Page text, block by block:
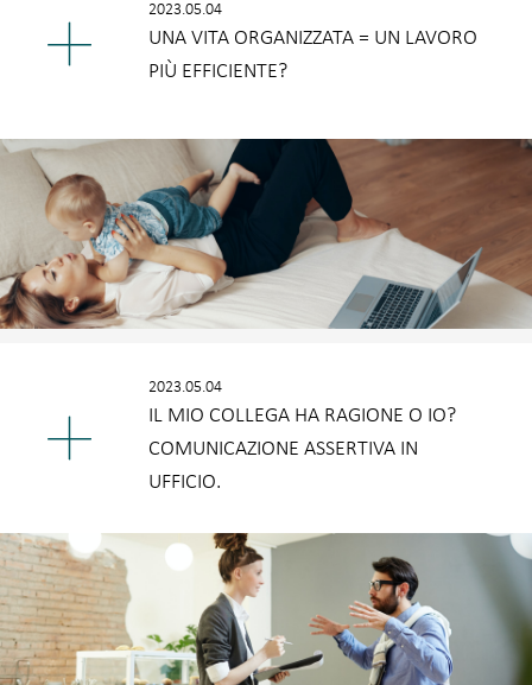
2023.05.04
UNA VITA ORGANIZZATA = UN LAVORO
PIÙ EFFICIENTE?
2023.05.04
IL MIO COLLEGA HA RAGIONE O IO?
COMUNICAZIONE ASSERTIVA IN
UFFICIO.